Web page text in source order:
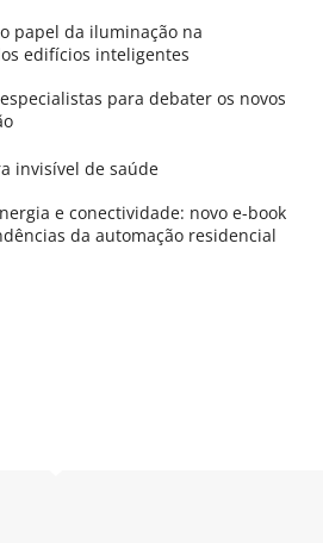
papel da iluminação na
edifícios inteligentes
para debater os novos
invisível de saúde
e conectividade: novo e-book
da automação residencial